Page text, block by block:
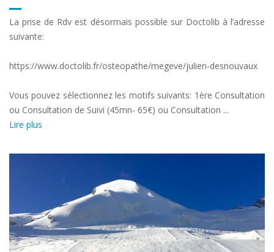
La prise de Rdv est désormais possible sur Doctolib à l’adresse
suivante:
https://www.doctolib.fr/osteopathe/megeve/julien-desnouvaux
Vous pouvez sélectionnez les motifs suivants: 1ère Consultation
ou Consultation de Suivi (45mn- 65€) ou Consultation ...
Lire plus